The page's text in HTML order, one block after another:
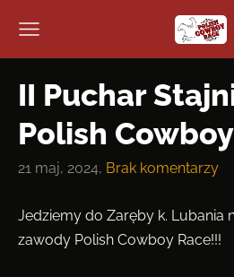
II Puchar
Polish
21 maj, 2024, Brak komentarzy
Jedziemy do Zaręby k. Lubania
zawody Polish Cowboy Race!!!